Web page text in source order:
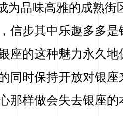
为品味高雅的成熟街
信步其中乐趣多多
座的这种魅力永久
同时保持开放对银
那样做会失去银座